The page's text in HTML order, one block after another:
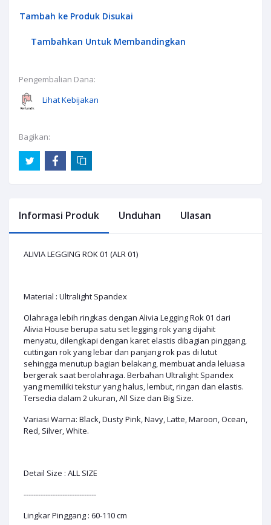
Tambah ke Produk Disukai
Tambahkan Untuk Membandingkan
Pengembalian Dana:
Lihat Kebijakan
Bagikan:
Informasi Produk Unduhan Ulasan
ALIVIA LEGGING ROK 01 (ALR 01)
Material : Ultralight Spandex
Olahraga lebih ringkas dengan Alivia Legging Rok 01 dari
Alivia House berupa satu set legging rok yang dijahit
menyatu, dilengkapi dengan karet elastis dibagian pinggang,
cuttingan rok yang lebar dan panjang rok pas di lutut
sehingga menutup bagian belakang, membuat anda leluasa
bergerak saat berolahraga. Berbahan Ultralight Spandex
yang memiliki tekstur yang halus, lembut, ringan dan elastis.
Tersedia dalam 2 ukuran, All Size dan Big Size.
Variasi Warna: Black, Dusty Pink, Navy, Latte, Maroon, Ocean,
Red, Silver, White.
Detail Size : ALL SIZE
------------------------------
Lingkar Pinggang : 60-110 cm